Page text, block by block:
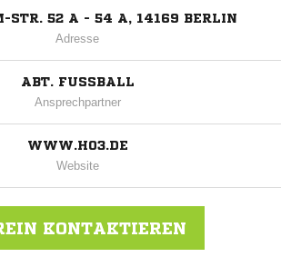
STR. 52 A - 54 A, 14169 BERLIN
Adresse
ABT. FUSSBALL
Ansprechpartner
WWW.H03.DE
Website
KONTAKTIEREN